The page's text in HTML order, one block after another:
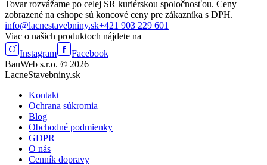
Tovar rozvážame po celej SR kuriérskou spoločnosťou. Ceny
zobrazené na eshope sú koncové ceny pre zákazníka s DPH.
info@lacnestavebniny.sk+421 903 229 601
Viac o našich produktoch nájdete na
Instagram
Facebook
BauWeb s.r.o. © 2026
LacneStavebniny.sk
Kontakt
Ochrana súkromia
Blog
Obchodné podmienky
GDPR
O nás
Cenník dopravy